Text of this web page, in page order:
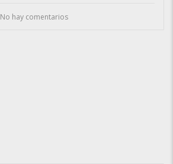
No hay comentarios